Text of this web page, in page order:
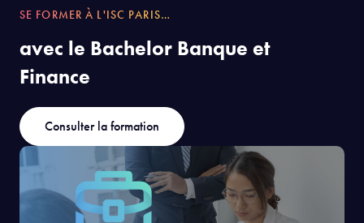
SE FORMER À L'ISC PARIS…
avec le Bachelor Banque et
Finance
Consulter la formation